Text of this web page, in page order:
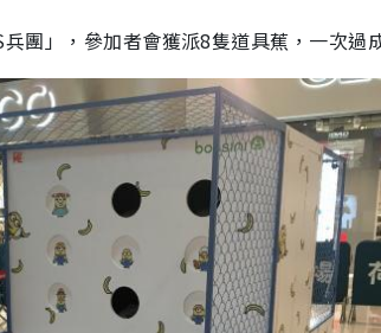
團」，參加者會獲派8隻道具蕉，一次